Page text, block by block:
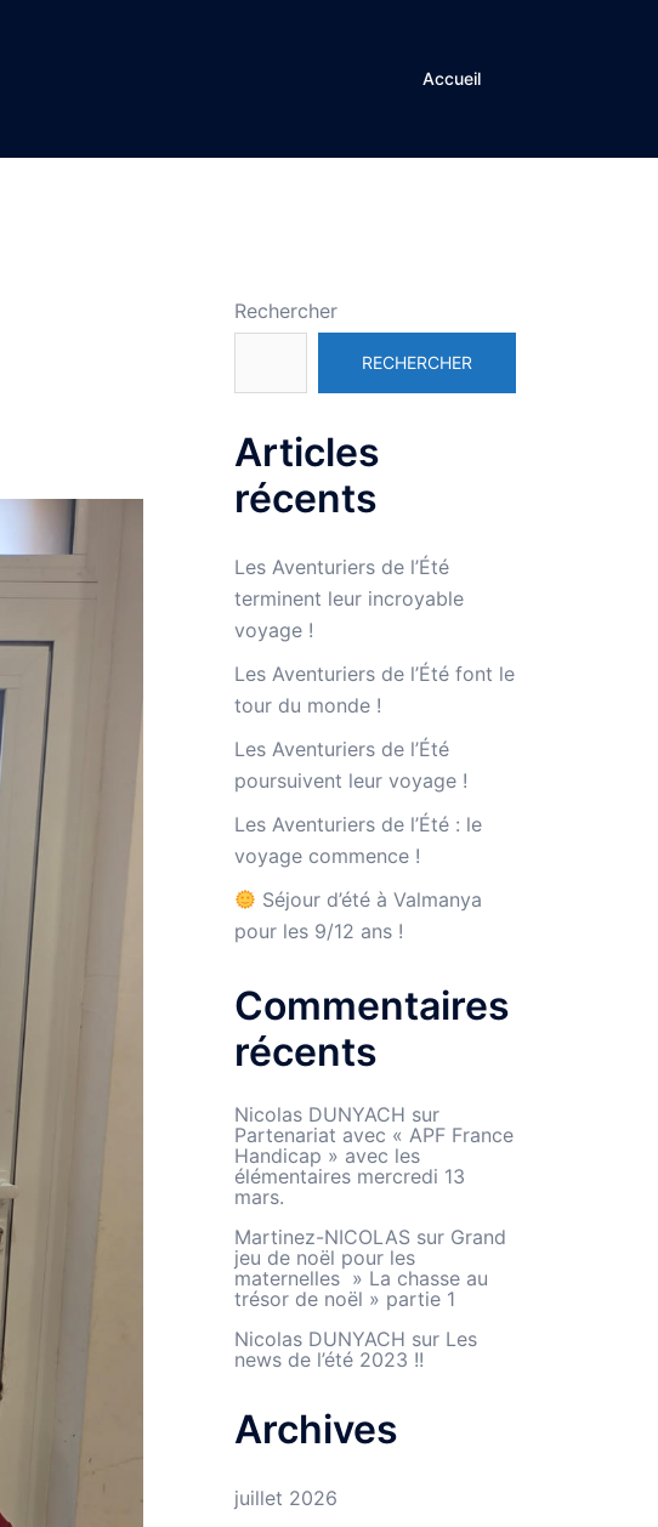
Accueil
Rechercher
RECHERCHER
Articles
récents
Les Aventuriers de l’Été
terminent leur incroyable
voyage !
Les Aventuriers de l’Été font le
tour du monde !
Les Aventuriers de l’Été
poursuivent leur voyage !
Les Aventuriers de l’Été : le
voyage commence !
Séjour d’été à Valmanya
pour les 9/12 ans !
Commentaires
récents
Nicolas DUNYACH sur
Partenariat avec « APF France
Handicap » avec les
élémentaires mercredi 13
mars.
Martinez-NICOLASsur Grand
jeu de noël pour les
maternelles » La chasse au
trésor de noël » partie 1
Nicolas DUNYACH sur Les
news de l’été 2023 !!
Archives
juillet 2026